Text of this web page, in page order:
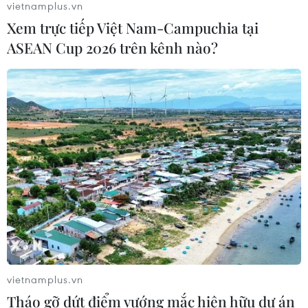
CƠ QUAN CHỦ QUẢN: THÔNG TẤN XÃ VIỆT NAM
Tổng Biên tập: TRẦN TIẾN DUẨN
Phó Tổng Biên tập: NGUYỄN THỊ TÁM, KHÚC THANH
THỦY
Sở hữu trí tuệ
Quy định sử dụng
RSS
Hỗ trợ
Ngôn ngữ
TTXVN
Dịch vụ tin
Quảng cáo
Liên hệ
vietnamplus.vn
Xem trực tiếp Việt Nam-Campuchia tại
ASEAN Cup 2026 trên kênh nào?
vietnamplus.vn
Tháo gỡ dứt điểm vướng mắc hiện hữu dự án